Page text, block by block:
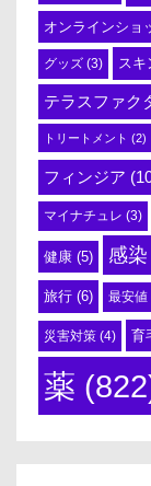
オンラインショ
グッズ (3) スキ
テラスファク
トリートメント (2)
フィンジア
マイナチュレ (3)
健康 (5) 感染
旅行 (6) 最安値
災害対策 (4) 育
薬